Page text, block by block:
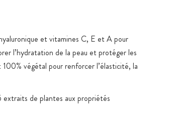
et vitamines C, E et A pour
l’hydratation de la peau et protéger les
végétal pour renforcer l’élasticité, la
extraits de plantes aux propriétés